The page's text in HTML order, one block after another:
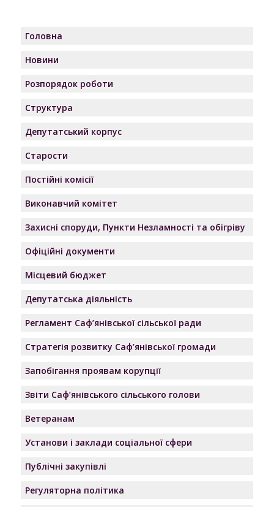
Головна
Новини
Розпорядок роботи
Структура
Депутатський корпус
Старости
Постійні комісії
Виконавчий комітет
Захисні споруди, Пункти Незламності та обігріву
Офіційні документи
Місцевий бюджет
Депутатська діяльність
Регламент Саф’янівської сільської ради
Стратегія розвитку Саф’янівської громади
Запобігання проявам корупції
Звіти Саф’янівського сільського голови
Ветеранам
Установи і заклади соціальної сфери
Публічні закупівлі
Регуляторна політика